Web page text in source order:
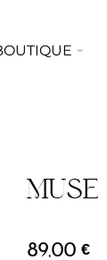
MUSE
89,00€